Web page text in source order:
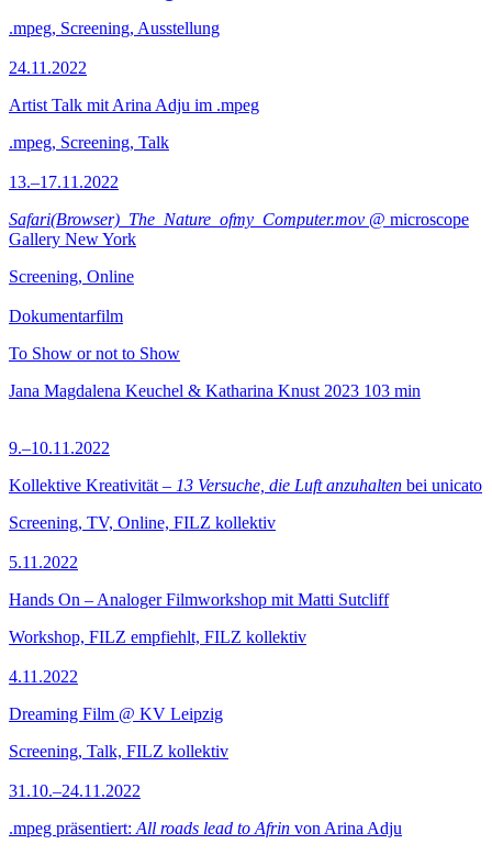
.mpeg, Screening, Ausstellung
24.11.2022
Artist Talk mit Arina Adju im .mpeg
.mpeg, Screening, Talk
13.–17.11.2022
Safari(Browser)_The_Nature_ofmy_Computer.mov @ microscope
Gallery New York
Screening, Online
Dokumentarfilm
To Show or not to Show
Jana Magdalena Keuchel & Katharina Knust 2023 103 min
9.–10.11.2022
Kollektive Kreativität – 13 Versuche, die Luft anzuhalten bei unicato
Screening, TV, Online, FILZ kollektiv
5.11.2022
Hands On – Analoger Filmworkshop mit Matti Sutcliff
Workshop, FILZ empfiehlt, FILZ kollektiv
4.11.2022
Dreaming Film @ KV Leipzig
Screening, Talk, FILZ kollektiv
31.10.–24.11.2022
.mpeg präsentiert: All roads lead to Afrin von Arina Adju